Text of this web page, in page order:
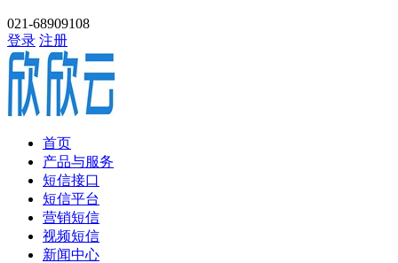
021-68909108
登录 注册
首页
产品与服务
短信接口
短信平台
营销短信
视频短信
新闻中心